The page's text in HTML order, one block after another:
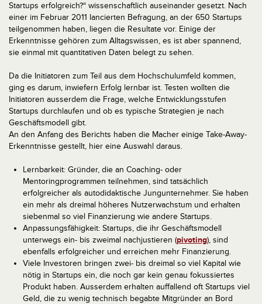
Startups erfolgreich?“ wissenschaftlich auseinander gesetzt. Nach
einer im Februar 2011 lancierten Befragung, an der 650 Startups
teilgenommen haben, liegen die Resultate vor. Einige der
Erkenntnisse gehören zum Alltagswissen, es ist aber spannend,
sie einmal mit quantitativen Daten belegt zu sehen.
Da die Initiatoren zum Teil aus dem Hochschulumfeld kommen,
ging es darum, inwiefern Erfolg lernbar ist. Testen wollten die
Initiatoren ausserdem die Frage, welche Entwicklungsstufen
Startups durchlaufen und ob es typische Strategien je nach
Geschäftsmodell gibt.
An den Anfang des Berichts haben die Macher einige Take-Away-
Erkenntnisse gestellt, hier eine Auswahl daraus.
Lernbarkeit: Gründer, die an Coaching- oder
Mentoringprogrammen teilnehmen, sind tatsächlich
erfolgreicher als autodidaktische Jungunternehmer. Sie haben
ein mehr als dreimal höheres Nutzerwachstum und erhalten
siebenmal so viel Finanzierung wie andere Startups.
Anpassungsfähigkeit: Startups, die ihr Geschäftsmodell
unterwegs ein- bis zweimal nachjustieren (pivoting), sind
ebenfalls erfolgreicher und erreichen mehr Finanzierung.
Viele Investoren bringen zwei- bis dreimal so viel Kapital wie
nötig in Startups ein, die noch gar kein genau fokussiertes
Produkt haben. Ausserdem erhalten auffallend oft Startups viel
Geld, die zu wenig technisch begabte Mitgründer an Bord